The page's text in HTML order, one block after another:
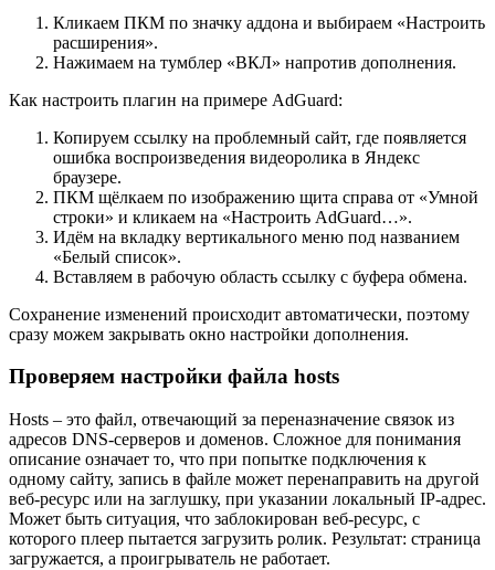
Кликаем ПКМ по значку аддона и выбираем «Настроить
расширения».
Нажимаем на тумблер «ВКЛ» напротив дополнения.
Как настроить плагин на примере AdGuard:
Копируем ссылку на проблемный сайт, где появляется
ошибка воспроизведения видеоролика в Яндекс
браузере.
ПКМ щёлкаем по изображению щита справа от «Умной
строки» и кликаем на «Настроить AdGuard…».
Идём на вкладку вертикального меню под названием
«Белый список».
Вставляем в рабочую область ссылку с буфера обмена.
Сохранение изменений происходит автоматически, поэтому
сразу можем закрывать окно настройки дополнения.
Проверяем настройки файла hosts
Hosts – это файл, отвечающий за переназначение связок из
адресов DNS-серверов и доменов. Сложное для понимания
описание означает то, что при попытке подключения к
одному сайту, запись в файле может перенаправить на другой
веб-ресурс или на заглушку, при указании локальный IP-адрес.
Может быть ситуация, что заблокирован веб-ресурс, с
которого плеер пытается загрузить ролик. Результат: страница
загружается, а проигрыватель не работает.